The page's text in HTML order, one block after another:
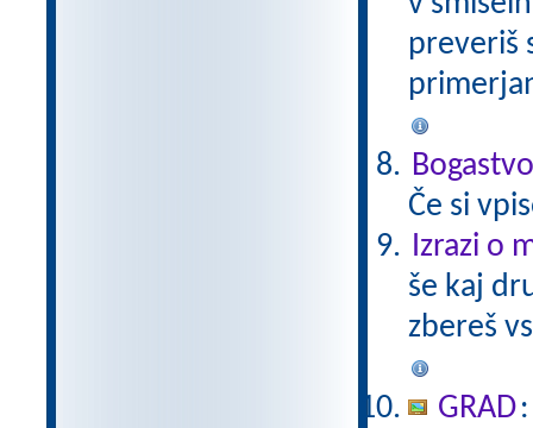
preveriš
Če si
Izrazi o
še kaj
zbereš
GRAD